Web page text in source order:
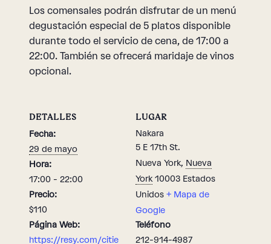
Los comensales podrán disfrutar de un menú
degustación especial de 5 platos disponible
durante todo el servicio de cena, de 17:00 a
22:00. También se ofrecerá maridaje de vinos
opcional.
DETALLES
Fecha:
29 de mayo
Hora:
17:00 - 22:00
Precio:
$110
Página Web:
https://resy.com/citie
LUGAR
Nakara
5 E 17th St.
Nueva York, Nueva
York 10003 Estados
Unidos + Mapa de
Google
Teléfono
212-914-4987